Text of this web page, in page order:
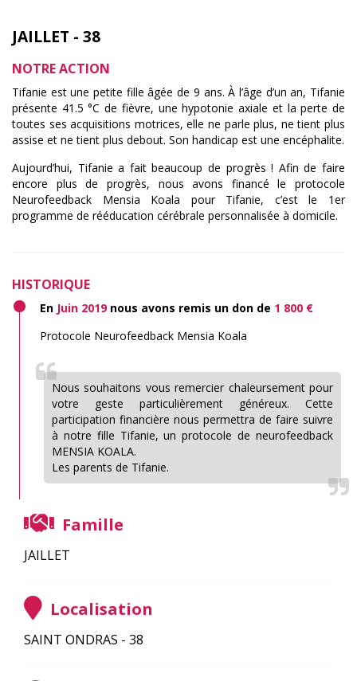
JAILLET - 38
NOTRE ACTION
Tifanie est une petite fille âgée de 9 ans. À l’âge d’un an, Tifanie
présente 41.5 °C de fièvre, une hypotonie axiale et la perte de
toutes ses acquisitions motrices, elle ne parle plus, ne tient plus
assise et ne tient plus debout. Son handicap est une encéphalite.
Aujourd’hui, Tifanie a fait beaucoup de progrès ! Afin de faire
encore plus de progrès, nous avons financé le protocole
Neurofeedback Mensia Koala pour Tifanie, c’est le 1er
programme de rééducation cérébrale personnalisée à domicile.
HISTORIQUE
En Juin 2019nous avons remis un don de 1 800 €
Protocole Neurofeedback Mensia Koala
Nous souhaitons vous remercier chaleursement pour
votre geste particulièrement généreux. Cette
participation financière nous permettra de faire suivre
à notre fille Tifanie, un protocole de neurofeedback
MENSIA KOALA.
Les parents de Tifanie.
Famille
JAILLET
Localisation
SAINT ONDRAS - 38